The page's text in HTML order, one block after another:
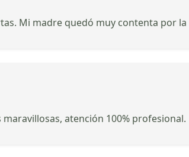
Mi madre quedó muy contenta por la
atención 100% profesional.